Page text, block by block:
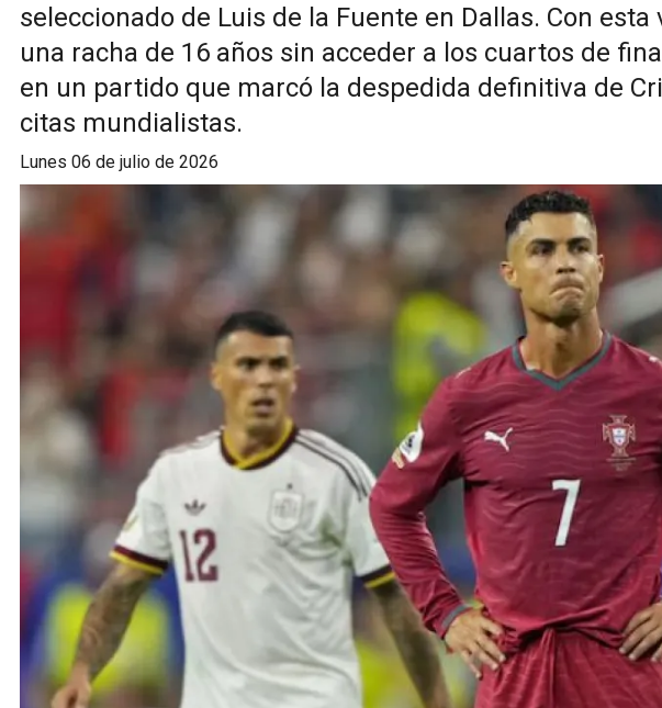
seleccionado de Luis de la Fuente en Dallas. Con esta
una racha de 16 años sin acceder a los cuartos de
en un partido que marcó la despedida definitiva de
citas mundialistas.
lunes 06 de julio de 2026